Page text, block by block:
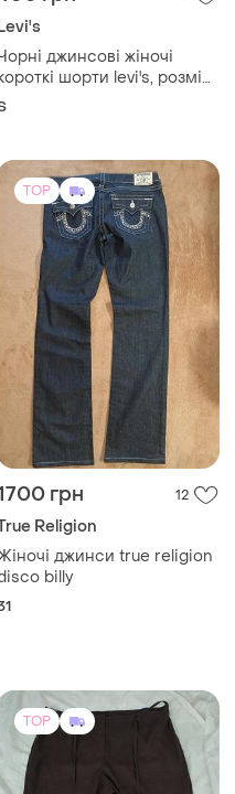
TOP
1700 грн
True Religion
Жіночі джинси true religion
disco billy
31